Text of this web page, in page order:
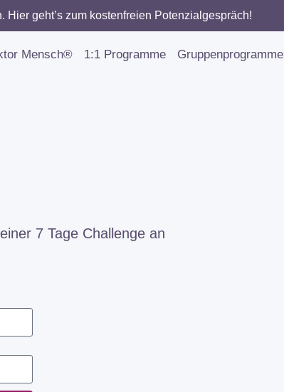
Hier geht’s zum kostenfreien Potenzialgespräch!
Mensch® 1:1 Programme Gruppenprogramme
7 Tage Challenge an